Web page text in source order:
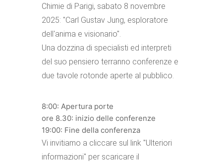
Chimie di Parigi, sabato 8 novembre
2025: "Carl Gustav Jung, esploratore
dell'anima e visionario".
Una dozzina di specialisti ed interpreti
del suo pensiero terranno conferenze e
due tavole rotonde aperte al pubblico.
8:00: Apertura porte
ore 8.30: inizio delle conferenze
19:00: Fine della conferenza
Vi invitiamo a cliccare sul link "Ulteriori
informazioni" per scaricare il